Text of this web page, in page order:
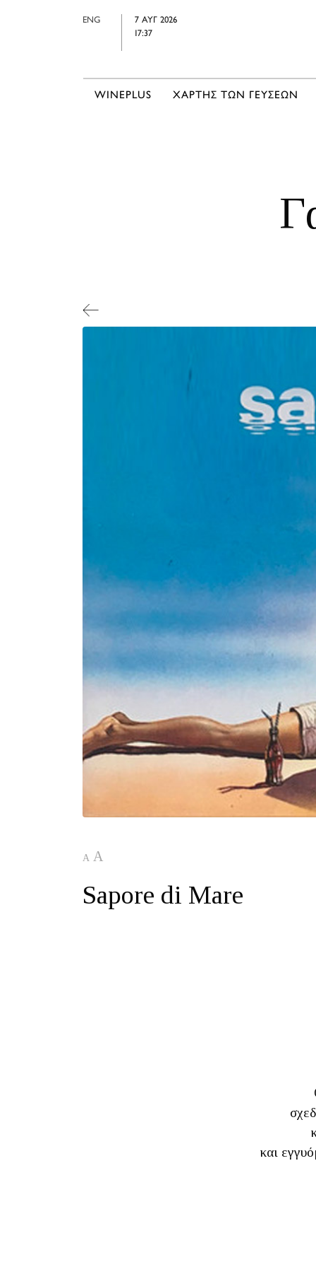
ENG
7 ΑΥΓ 2026
17:37
WINEPLUS ΧΑΡΤΗΣ ΤΩΝ ΓΕΥΣΕΩΝ
A A
Sapore di Mare
και